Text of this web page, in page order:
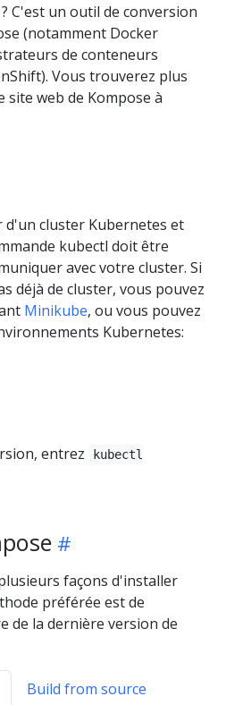
C'est un outil de conversion
(notamment Docker
de conteneurs
Vous trouverez plus
web de Kompose à
d'un cluster Kubernetes et
kubectl doit être
avec votre cluster. Si
déjà de cluster, vous pouvez
Minikube, ou vous pouvez
Kubernetes:
entrez
kubectl
façons d'installer
préférée est de
de la dernière version de
Build from source